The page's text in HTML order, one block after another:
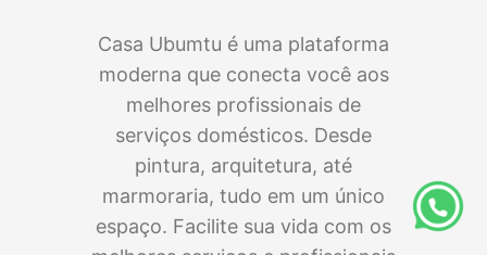
Casa Ubumtu é uma plataforma
moderna que conecta você aos
melhores profissionais de
serviços domésticos. Desde
pintura, arquitetura, até
marmoraria, tudo em um único
espaço. Facilite sua vida com os